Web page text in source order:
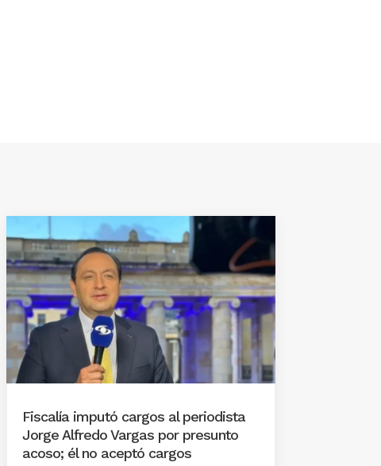
Fiscalía imputó cargos al periodista
Jorge Alfredo Vargas por presunto
acoso; él no aceptó cargos